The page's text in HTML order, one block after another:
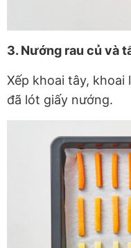
3. Nướng rau củ và
Xếp khoai tây,
đã lót giấy nướng.